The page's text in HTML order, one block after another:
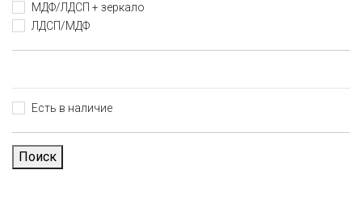
МДФ/ЛДСП + зеркало
ЛДСП/МДФ
Есть в наличие
Поиск